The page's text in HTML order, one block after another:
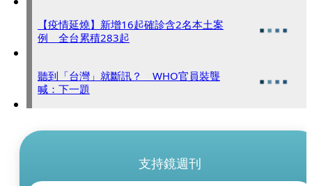
【疫情延燒】新增16起確診含2名本土案
例 全台累積283起
聽到「台灣」就斷訊？ WHO官員裝聾
喊：下一題
支持鏡週刊